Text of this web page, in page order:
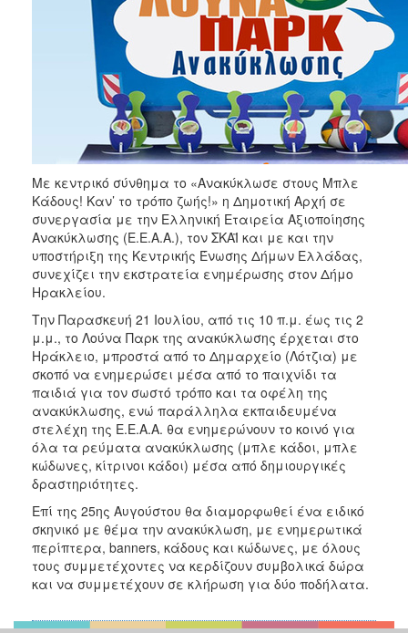
2006
ΠΟΛΙΤΙΣΜΟΣ
ΑΝΘΕΚΤΙΚΗ
ΠΟΛΗ
Με κεντρικό σύνθημα το «Ανακύκλωσε στους Μπλε
Κάδους! Καν’ το τρόπο ζωής!» η Δημοτική Αρχή σε
συνεργασία με την Ελληνική Εταιρεία Αξιοποίησης
Ανακύκλωσης (Ε.Ε.Α.Α.), τον ΣΚΑΪ και με και την
υποστήριξη της Κεντρικής Ένωσης Δήμων Ελλάδας,
συνεχίζει την εκστρατεία ενημέρωσης στον Δήμο
Ηρακλείου.
Την Παρασκευή 21 Ιουλίου, από τις 10 π.μ. έως τις 2
μ.μ., το Λούνα Παρκ της ανακύκλωσης έρχεται στο
Ηράκλειο, μπροστά από το Δημαρχείο (Λότζια) με
σκοπό να ενημερώσει μέσα από το παιχνίδι τα
παιδιά για τον σωστό τρόπο και τα οφέλη της
ανακύκλωσης, ενώ παράλληλα εκπαιδευμένα
στελέχη της Ε.Ε.Α.Α. θα ενημερώνουν το κοινό για
όλα τα ρεύματα ανακύκλωσης (μπλε κάδοι, μπλε
κώδωνες, κίτρινοι κάδοι) μέσα από δημιουργικές
δραστηριότητες.
Επί της 25ης Αυγούστου θα διαμορφωθεί ένα ειδικό
σκηνικό με θέμα την ανακύκλωση, με ενημερωτικά
περίπτερα, banners, κάδους και κώδωνες, με όλους
τους συμμετέχοντες να κερδίζουν συμβολικά δώρα
και να συμμετέχουν σε κλήρωση για δύο ποδήλατα.